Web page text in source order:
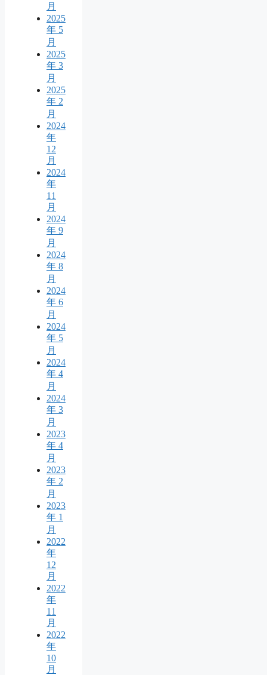
月
2025
年 5
月
2025
年 3
月
2025
年 2
月
2024
年
12
月
2024
年
11
月
2024
年 9
月
2024
年 8
月
2024
年 6
月
2024
年 5
月
2024
年 4
月
2024
年 3
月
2023
年 4
月
2023
年 2
月
2023
年 1
月
2022
年
12
月
2022
年
11
月
2022
年
10
月